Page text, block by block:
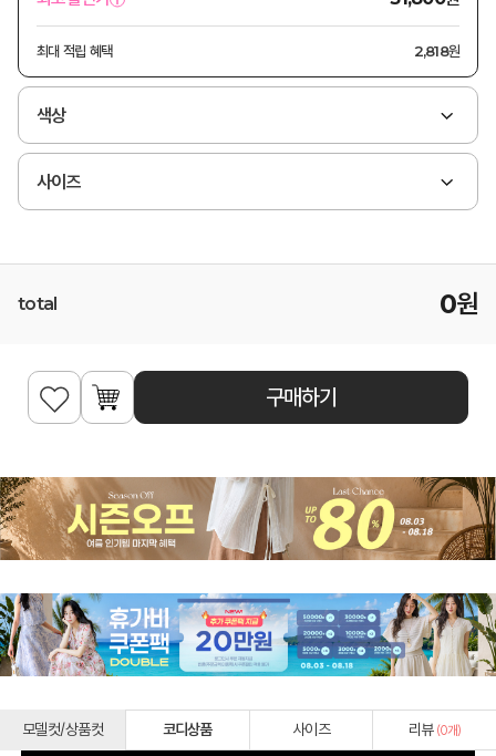
최대 적립 혜택 2,818원
색상
사이즈
total 0원
구매하기
모델컷/상품컷 코디상품 사이즈 리뷰 (0개)